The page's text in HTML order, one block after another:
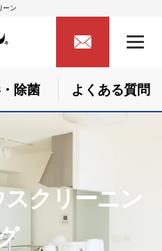
ーン
除菌 よくある質問
クリーニン